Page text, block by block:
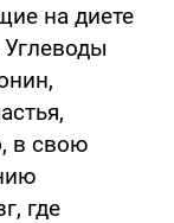
на диете
в свою
где